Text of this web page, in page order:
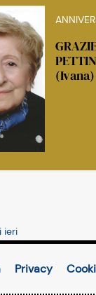
(Ivana)
ieri
Privacy